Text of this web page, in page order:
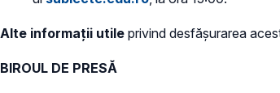
Alte informații utile privind desfășurarea
BIROUL DE PRESĂ